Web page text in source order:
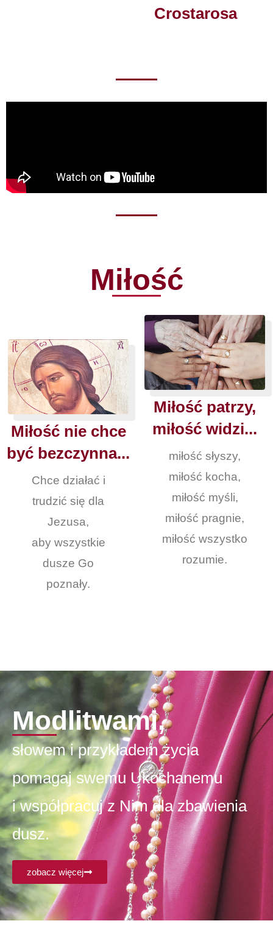
Crostarosa
Miłość
Miłość nie chce
być bezczynna...
Chce działać i
trudzić się dla
Jezusa,
aby wszystkie
dusze Go
poznały.
Miłość patrzy,
miłość widzi...
miłość słyszy,
miłość kocha,
miłość myśli,
miłość pragnie,
miłość wszystko
rozumie.
Modlitwami,
słowem i przykładem życia
pomagaj swemu Ukochanemu
i współpracuj z Nim dla zbawienia
dusz.
zobacz więcej